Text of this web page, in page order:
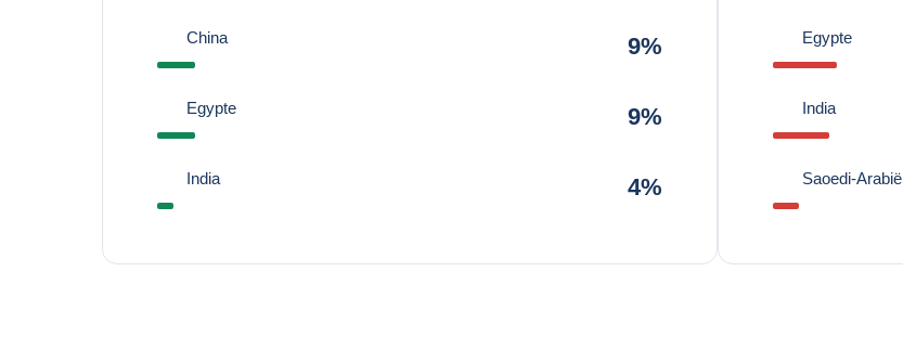
China 9%
Egypte 9%
India 4%
Egypte
India
Saoedi-Arabië